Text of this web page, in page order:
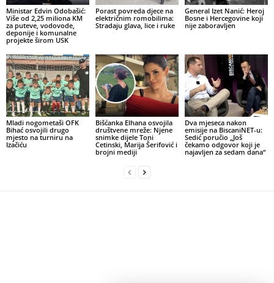
Ministar Edvin Odobašić:
Više od 2,25 miliona KM
za puteve, vodovode,
deponije i komunalne
projekte širom USK
Porast povreda djece na
električnim romobilima:
Stradaju glava, lice i ruke
General Izet Nanić: Heroj
Bosne i Hercegovine koji
nije zaboravljen
Mladi nogometaši OFK
Bihać osvojili drugo
mjesto na turniru na
Izačiću
Bišćanka Elhana osvojila
društvene mreže: Njene
snimke dijele Toni
Cetinski, Marija Šerifović i
brojni mediji
Dva mjeseca nakon
emisije na BiscaniNET-u:
Sedić poručio „Još
čekamo odgovor koji je
najavljen za sedam dana“